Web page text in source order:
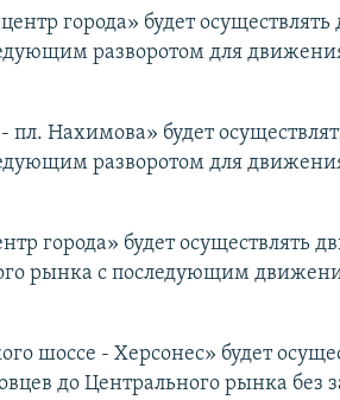
города» будет
разворотом для
Нахимова» будет
разворотом для
города» будет осуществлять
рынка с последующим
шоссе - Херсонес» будет
до Центрального рынка без